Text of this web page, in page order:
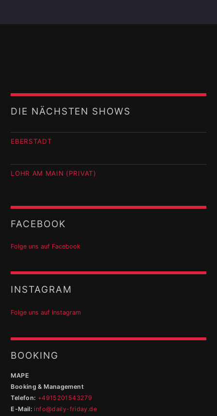
DIE NÄCHSTEN SHOWS
EBERSTADT
LOHR AM MAIN (PRIVAT)
FACEBOOK
Folge uns auf Facebook
INSTAGRAM
Folge uns auf Instagram
BOOKING
MAPE
Booking & Management
Telefon: +4915201543279
E-Mail:info@daily-friday.de